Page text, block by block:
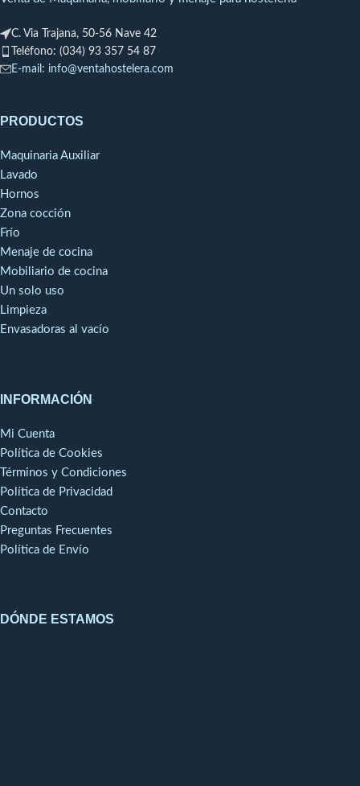
C. Via Trajana, 50-56 Nave 42
Teléfono: (034) 93 357 54 87
E-mail: info@ventahostelera.com
PRODUCTOS
Maquinaria Auxiliar
Lavado
Hornos
Zona cocción
Frío
Menaje de cocina
Mobiliario de cocina
Un solo uso
Limpieza
Envasadoras al vacío
INFORMACIÓN
Mi Cuenta
Política de Cookies
Términos y Condiciones
Política de Privacidad
Contacto
Preguntas Frecuentes
Política de Envío
DÓNDE ESTAMOS